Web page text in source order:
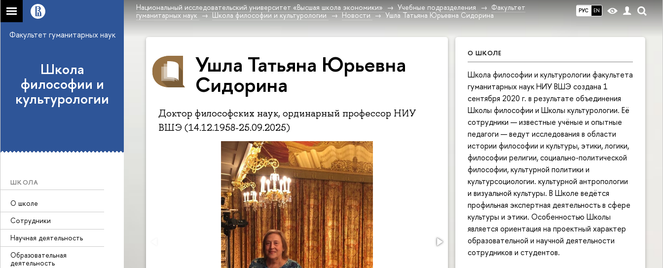
РУС EN
Национальный исследовательский университет «Высшая школа экономики» Учебные подразделения
Факультет
гуманитарных наук
Школа философии и культурологии Новости Ушла Татьяна Юрьевна Сидорина
Факультет гуманитарных наук
Школа
философии и
культурологии
ШКОЛА
О школе
Сотрудники
Научная деятельность
Образовательная
деятельность
О ШКОЛЕ
Школа философии и культурологии факультета
гуманитарных наук НИУ ВШЭ создана 1
сентября 2020 г. в результате объединения
Школы философии и Школы культурологии. Её
сотрудники — известные учёные и опытные
педагоги — ведут исследования в области
истории философии и культуры, этики, логики,
философии религии, социально-политической
философии, культурной политики и
культурсоциологии. культурной антропологии
и визуальной культуры. В Школе ведётся
профильная экспертная деятельность в сфере
культуры и этики. Особенностью Школы
является ориентация на проектный характер
образовательной и научной деятельности
сотрудников и студентов.
Ушла Татьяна Юрьевна
Сидорина
Доктор философских наук, ординарный профессор НИУ
ВШЭ (14.12.1958-25.09.2025)